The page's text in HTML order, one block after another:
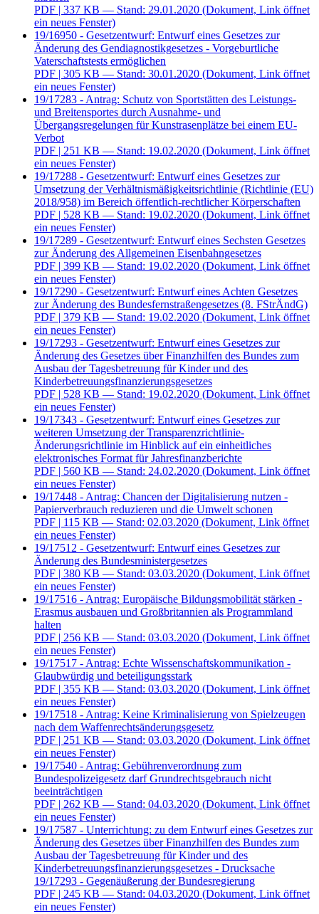
PDF | 337 KB — Stand: 29.01.2020 (Dokument, Link öffnet
ein neues Fenster)
19/16950 - Gesetzentwurf: Entwurf eines Gesetzes zur
Änderung des Gendiagnostikgesetzes - Vorgeburtliche
Vaterschaftstests ermöglichen
PDF | 305 KB — Stand: 30.01.2020 (Dokument, Link öffnet
ein neues Fenster)
19/17283 - Antrag: Schutz von Sportstätten des Leistungs-
und Breitensportes durch Ausnahme- und
Übergangsregelungen für Kunstrasenplätze bei einem EU-
Verbot
PDF | 251 KB — Stand: 19.02.2020 (Dokument, Link öffnet
ein neues Fenster)
19/17288 - Gesetzentwurf: Entwurf eines Gesetzes zur
Umsetzung der Verhältnismäßigkeitsrichtlinie (Richtlinie (EU)
2018/958) im Bereich öffentlich-rechtlicher Körperschaften
PDF | 528 KB — Stand: 19.02.2020 (Dokument, Link öffnet
ein neues Fenster)
19/17289 - Gesetzentwurf: Entwurf eines Sechsten Gesetzes
zur Änderung des Allgemeinen Eisenbahngesetzes
PDF | 399 KB — Stand: 19.02.2020 (Dokument, Link öffnet
ein neues Fenster)
19/17290 - Gesetzentwurf: Entwurf eines Achten Gesetzes
zur Änderung des Bundesfernstraßengesetzes (8. FStrÄndG)
PDF | 379 KB — Stand: 19.02.2020 (Dokument, Link öffnet
ein neues Fenster)
19/17293 - Gesetzentwurf: Entwurf eines Gesetzes zur
Änderung des Gesetzes über Finanzhilfen des Bundes zum
Ausbau der Tagesbetreuung für Kinder und des
Kinderbetreuungsfinanzierungsgesetzes
PDF | 528 KB — Stand: 19.02.2020 (Dokument, Link öffnet
ein neues Fenster)
19/17343 - Gesetzentwurf: Entwurf eines Gesetzes zur
weiteren Umsetzung der Transparenzrichtlinie-
Änderungsrichtlinie im Hinblick auf ein einheitliches
elektronisches Format für Jahresfinanzberichte
PDF | 560 KB — Stand: 24.02.2020 (Dokument, Link öffnet
ein neues Fenster)
19/17448 - Antrag: Chancen der Digitalisierung nutzen -
Papierverbrauch reduzieren und die Umwelt schonen
PDF | 115 KB — Stand: 02.03.2020 (Dokument, Link öffnet
ein neues Fenster)
19/17512 - Gesetzentwurf: Entwurf eines Gesetzes zur
Änderung des Bundesministergesetzes
PDF | 380 KB — Stand: 03.03.2020 (Dokument, Link öffnet
ein neues Fenster)
19/17516 - Antrag: Europäische Bildungsmobilität stärken -
Erasmus ausbauen und Großbritannien als Programmland
halten
PDF | 256 KB — Stand: 03.03.2020 (Dokument, Link öffnet
ein neues Fenster)
19/17517 - Antrag: Echte Wissenschaftskommunikation -
Glaubwürdig und beteiligungsstark
PDF | 355 KB — Stand: 03.03.2020 (Dokument, Link öffnet
ein neues Fenster)
19/17518 - Antrag: Keine Kriminalisierung von Spielzeugen
nach dem Waffenrechtsänderungsgesetz
PDF | 251 KB — Stand: 03.03.2020 (Dokument, Link öffnet
ein neues Fenster)
19/17540 - Antrag: Gebührenverordnung zum
Bundespolizeigesetz darf Grundrechtsgebrauch nicht
beeinträchtigen
PDF | 262 KB — Stand: 04.03.2020 (Dokument, Link öffnet
ein neues Fenster)
19/17587 - Unterrichtung: zu dem Entwurf eines Gesetzes zur
Änderung des Gesetzes über Finanzhilfen des Bundes zum
Ausbau der Tagesbetreuung für Kinder und des
Kinderbetreuungsfinanzierungsgesetzes - Drucksache
19/17293 - Gegenäußerung der Bundesregierung
PDF | 245 KB — Stand: 04.03.2020 (Dokument, Link öffnet
ein neues Fenster)